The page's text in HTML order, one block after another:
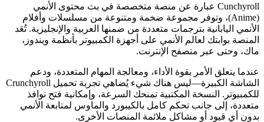
Cunchyroll عبارة عن منصة متخصصة في بث محتوى الأنمي
(Anime)، وتوفر مجموعة ضخمة ومتنوعة من مسلسلات وأفلام
الأنمي اليابانية بترجمات متعددة من ضمنها العربية والإنجليزية. تُعَد
المنصة بوابتك لعالم الأنمي على أجهزة الكمبيوتر بأنظمة ويندوز،
ماك، وحتى عبر متصفح الإنترنت.
عندما يتعلق الأمر بقوة الأداء، ومعالجة المهام المتعددة، ودعم
الشاشة الكبيرة—ليس هناك شيء يُضاهي تجربة تحميل Crunchyroll
للكمبيوتر. النسخة المكتبية تمنحك السرعة، وإمكانية فتح نوافذ
متعددة، إلى جانب تحكم كامل بالكيبورد والماوس لمتابعة الأنمي
بدون أي قيود أو مشاكل ملائمة المنصات الأخرى.